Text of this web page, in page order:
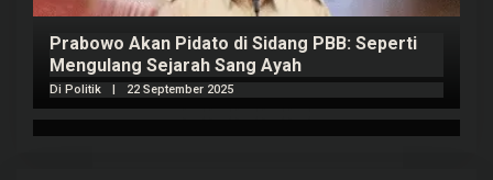
Prabowo Akan Pidato di Sidang PBB: Seperti
Mengulang Sejarah Sang Ayah
Di Politik | 22 September 2025